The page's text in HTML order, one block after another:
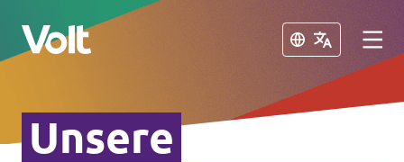
Schließen
Volt in Bayern
Schließen
Unsere